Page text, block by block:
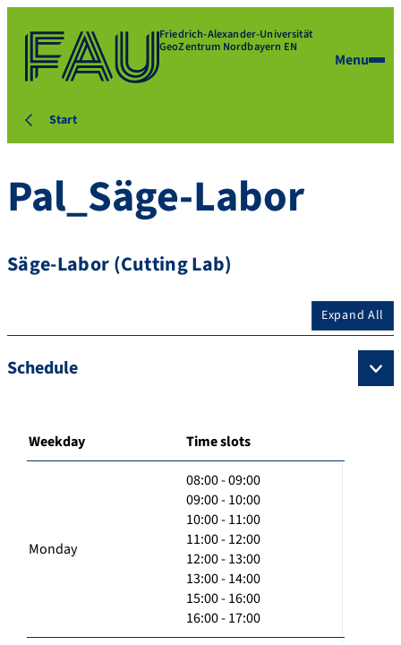
Friedrich-Alexander-Universität
GeoZentrum Nordbayern EN
Menu
Start
Pal_Säge-Labor
Säge-Labor (Cutting Lab)
Expand All
Schedule
Weekday Time slots
Monday
08:00 - 09:00
09:00 - 10:00
10:00 - 11:00
11:00 - 12:00
12:00 - 13:00
13:00 - 14:00
15:00 - 16:00
16:00 - 17:00